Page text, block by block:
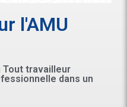
l'AMU
Tout travailleur
dans un